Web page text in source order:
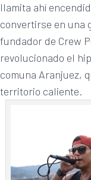
llamita ahí
convertirse en una
fundador de Crew
revolucionado el
comuna Aranjuez,
territorio caliente.